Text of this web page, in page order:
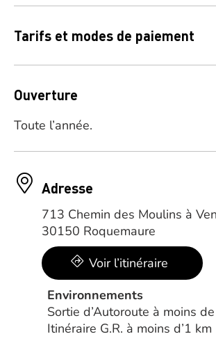
Tarifs et modes de paiement
Ouverture
Toute l’année.
Adresse
713 Chemin des Moulins à
30150 Roquemaure
Voir l’itinéraire
Environnements
Sortie d’Autoroute à moins
Itinéraire G.R. à moins d’1 km